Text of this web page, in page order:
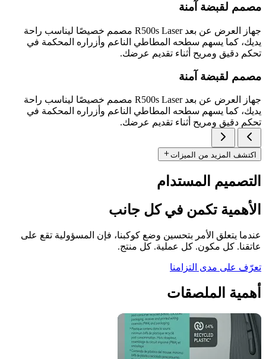
مصمم لقبضة آمنة
جهاز العرض عن بعد R500s Laser مصمم خصيصًا ليناسب راحة
يديك، كما يسهم سطحه المطاطي الناعم وأزراره المحكمة في
تحكم دقيق ومريح أثناء تقديم عرضك.
مصمم لقبضة آمنة
جهاز العرض عن بعد R500s Laser مصمم خصيصًا ليناسب راحة
يديك، كما يسهم سطحه المطاطي الناعم وأزراره المحكمة في
تحكم دقيق ومريح أثناء تقديم عرضك.
اكتشف المزيد من الميزات
التصميم المستدام
الأهمية تكمن في كل جانب
عندما يتعلق الأمر بتحسين وضع كوكبنا، فإن المسؤولية تقع على
عاتقنا. كل مكون. كل عملية. كل منتج.
تعرّف على مدى التزامنا
أهمية الملصقات